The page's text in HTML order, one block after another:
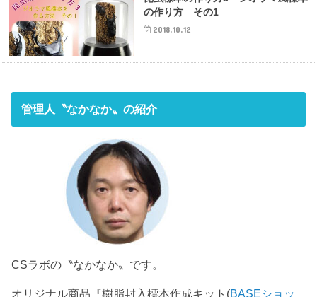
の作り方 その1
2018.10.12
管理人〝なかなか〟の紹介
CSラボの〝なかなか〟です。
オリジナル商品『樹脂封入標本作成キット(BASEショッ